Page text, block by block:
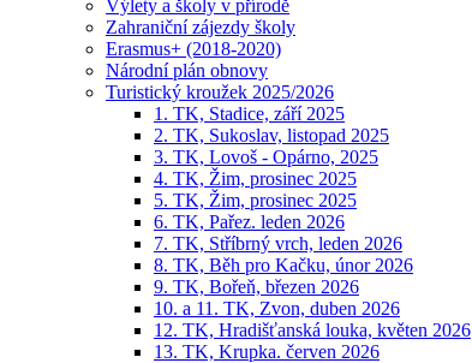
Výlety a školy v přírodě
Zahraniční zájezdy školy
Erasmus+ (2018-2020)
Národní plán obnovy
Turistický kroužek 2025/2026
1. TK, Stadice, září 2025
2. TK, Sukoslav, listopad 2025
3. TK, Lovoš - Opárno, 2025
4. TK, Žim, prosinec 2025
5. TK, Žim, prosinec 2025
6. TK, Pařez. leden 2026
7. TK, Stříbrný vrch, leden 2026
8. TK, Běh pro Kačku, únor 2026
9. TK, Bořeň, březen 2026
10. a 11. TK, Zvon, duben 2026
12. TK, Hradišťanská louka, květen 2026
13. TK, Krupka. červen 2026